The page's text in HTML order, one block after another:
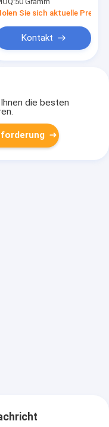
zum
CAS 38304-
Sie sich aktuelle Preis
Kontakt
die besten